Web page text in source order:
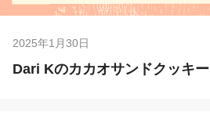
2025年1月30日
Dari Kのカカオサンドクッキー